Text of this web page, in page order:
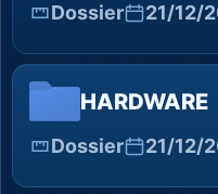
Dossier 21/12/
HARDWARE
Dossier 21/12/